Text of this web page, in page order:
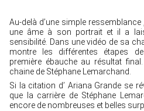
Au-delà d’une simple ressemblance
une âme à son portrait et il a
sensibilité. Dans une vidéo de sa
montre les différentes étapes
première ébauche au résultat
chaine de Stéphane Lemarchand.
Si la citation d’ Ariana Grande se
que la carrière de Stéphane
encore de nombreuses et belles